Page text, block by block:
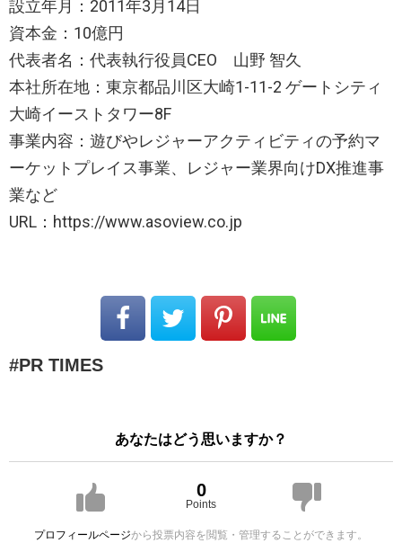
設立年月：2011年3月14日
資本金：10億円
代表者名：代表執行役員CEO 山野 智久
本社所在地：東京都品川区大崎1-11-2 ゲートシティ
大崎イーストタワー8F
事業内容：遊びやレジャーアクティビティの予約マ
ーケットプレイス事業、レジャー業界向けDX推進事
業など
URL：https://www.asoview.co.jp
PR TIMES
あなたはどう思いますか？
0
Points
プロフィールページから投票内容を閲覧・管理することができます。